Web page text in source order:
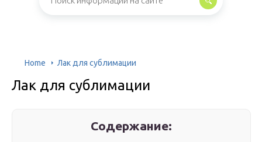
Home Лак для сублимации
Лак для сублимации
Содержание: